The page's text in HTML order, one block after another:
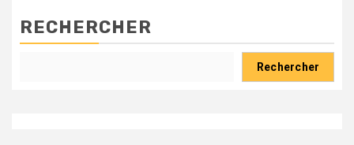
RECHERCHER
Rechercher